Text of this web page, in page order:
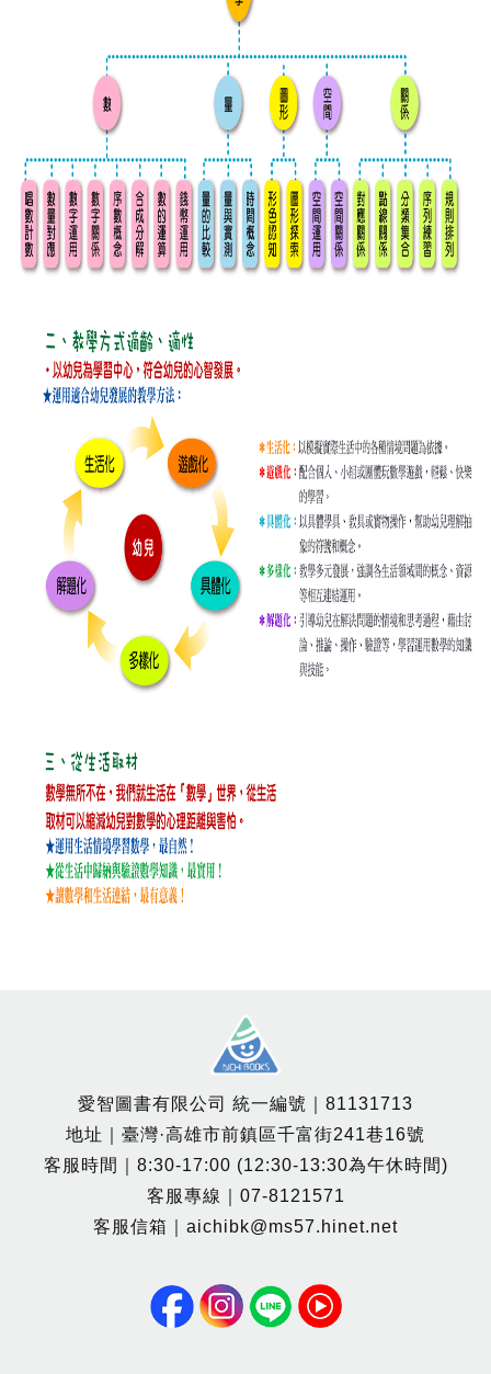
愛智圖書有限公司 統一編號｜81131713
地址｜臺灣·高雄市前鎮區千富街241巷16號
客服時間｜8:30-17:00 (12:30-13:30為午休時間)
客服專線｜07-8121571
客服信箱｜aichibk@ms57.hinet.net